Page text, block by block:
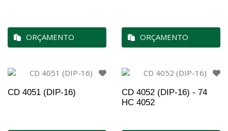
ORÇAMENTO ORÇAMENTO
CD 4051 (DIP-16)
CD 4052 (DIP-16) - 74
HC 4052